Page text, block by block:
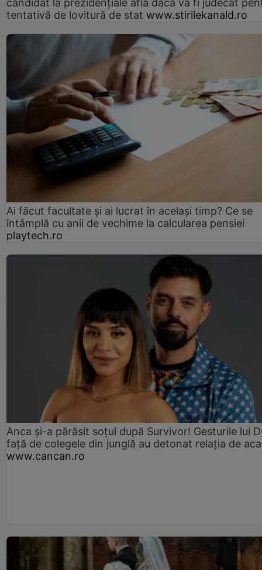
candidat la prezidențiale află dacă va fi judecat
tentativă de lovitură de stat www.stirilekanald.ro
Ai făcut facultate și ai lucrat în același timp? Ce se
întâmplă cu anii de vechime la calcularea pensiei
playtech.ro
Anca și-a părăsit soțul după Survivor! Gesturile lui
față de colegele din junglă au detonat relația de
www.cancan.ro